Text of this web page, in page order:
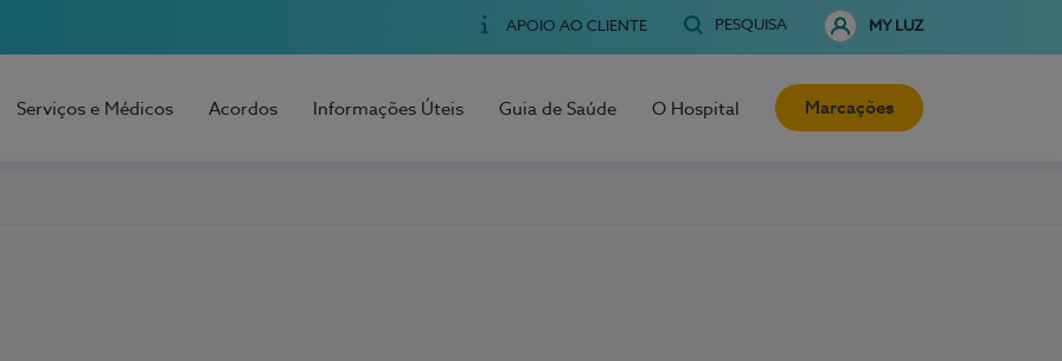
APOIO AO CLIENTE PESQUISA MY LUZ
Serviços e Médicos Acordos Informações Úteis Guia de Saúde O Hospital Marcações